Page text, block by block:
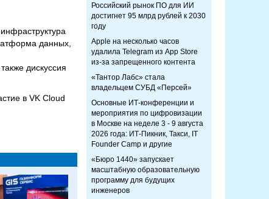
данных,
дискуссия
в VK Cloud
Российский рынок ПО для ИИ
достигнет 95 млрд рублей к 2030
году
Apple на несколько часов
удалила Telegram из App Store
из-за запрещенного контента
«Тантор Лабс» стала
владельцем СУБД «Персей»
Основные ИТ-конференции и
мероприятия по цифровизации
в Москве на неделе 3 - 9 августа
2026 года: ИТ-Пикник, Такси, IT
Founder Camp и другие
«Бюро 1440» запускает
масштабную образовательную
программу для будущих
инженеров